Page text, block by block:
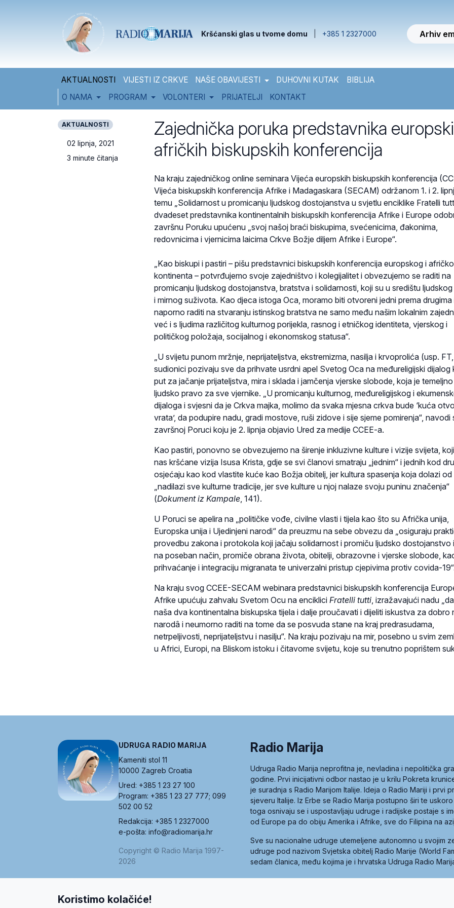
Kršćanski glas u tvome domu +385 1 2327000 Arhiv
AKTUALNOSTI VIJESTI IZ CRKVE NAŠE OBAVIJESTI DUHOVNI KUTAK
BIBLIJA
O NAMA
PROGRAM VOLONTERI PRIJATELJI KONTAKT
AKTUALNOSTI
02 lipnja, 2021
3 minute čitanja
Zajednička poruka predstavnika
afričkih biskupskih konferencija
Na kraju zajedničkog online seminara Vijeća europskih biskupskih konferencija
Vijeća biskupskih konferencija Afrike i Madagaskara (SECAM) održanom 1. i 2.
temu „Solidarnost u promicanju ljudskog dostojanstva u svjetlu enciklike Fratelli
dvadeset predstavnika kontinentalnih biskupskih konferencija Afrike i Europe
završnu Poruku upućenu „svoj našoj braći biskupima, svećenicima, đakonima,
redovnicima i vjernicima laicima Crkve Božje diljem Afrike i Europe“.
„Kao biskupi i pastiri – pišu predstavnici biskupskih konferencija europskog i
kontinenta – potvrđujemo svoje zajedništvo i kolegijalitet i obvezujemo se raditi na
promicanju ljudskog dostojanstva, bratstva i solidarnosti, koji su u središtu
i mirnog suživota. Kao djeca istoga Oca, moramo biti otvoreni jedni prema drugima
naporno raditi na stvaranju istinskog bratstva ne samo među našim lokalnim
već i s ljudima različitog kulturnog porijekla, rasnog i etničkog identiteta, vjerskog i
političkog položaja, socijalnog i ekonomskog statusa“.
„U svijetu punom mržnje, neprijateljstva, ekstremizma, nasilja i krvoprolića (usp.
sudionici pozivaju sve da prihvate usrdni apel Svetog Oca na međureligijski dijalog
put za jačanje prijateljstva, mira i sklada i jamčenja vjerske slobode, koja je temeljno
ljudsko pravo za sve vjernike. „U promicanju kulturnog, međureligijskog i
dijaloga i svjesni da je Crkva majka, molimo da svaka mjesna crkva bude ‘kuća
vrata’, da podupire nadu, gradi mostove, ruši zidove i sije sjeme pomirenja“, navodi
završnoj Poruci koju je 2. lipnja objavio Ured za medije CCEE-a.
Kao pastiri, ponovno se obvezujemo na širenje inkluzivne kulture i vizije svijeta,
nas kršćane vizija Isusa Krista, gdje se svi članovi smatraju „jednim“ i jednih kod
osjećaju kao kod vlastite kuće kao Božja obitelj, jer kultura spasenja koja dolazi
„nadilazi sve kulturne tradicije, jer sve kulture u njoj nalaze svoju puninu značenja“
(Dokument iz Kampale, 141).
U Poruci se apelira na „političke vođe, civilne vlasti i tijela kao što su Afrička unija,
Europska unija i Ujedinjeni narodi“ da preuzmu na sebe obvezu da „osiguraju
provedbu zakona i protokola koji jačaju solidarnost i promiču ljudsko dostojanstvo
na poseban način, promiče obrana života, obitelji, obrazovne i vjerske slobode,
prihvaćanje i integraciju migranata te univerzalni pristup cjepivima protiv covida-
Na kraju svog CCEE-SECAM webinara predstavnici biskupskih konferencija
Afrike upućuju zahvalu Svetom Ocu na enciklici Fratelli tutti, izražavajući nadu
naša dva kontinentalna biskupska tijela i dalje proučavati i dijeliti iskustva za dobro
narodâ i neumorno raditi na tome da se posvuda stane na kraj predrasudama,
netrpeljivosti, neprijateljstvu i nasilju“. Na kraju pozivaju na mir, posebno u svim
u Africi, Europi, na Bliskom istoku i čitavome svijetu, koje su trenutno poprištem
UDRUGA RADIO MARIJA
Kameniti stol 11
10000 Zagreb Croatia
Ured: +385 1 23 27 100
Program: +385 1 23 27 777; 099
502 00 52
Redakcija: +385 1 2327000
e-pošta: info@radiomarija.hr
Copyright © Radio Marija 1997-
2026
Radio Marija
Udruga Radio Marija neprofitna je, nevladina i nepolitička
godine. Prvi inicijativni odbor nastao je u krilu Pokreta
je suradnja s Radio Marijom Italije. Ideja o Radio Mariji i prvi
sjeveru Italije. Iz Erbe se Radio Marija postupno širi te
toga osnivaju se i uspostavljaju udruge i radijske postaje s
od Europe pa do obiju Amerika i Afrike, sve do Filipina na
Sve su nacionalne udruge utemeljene autonomno u svojim
udruge pod nazivom Svjetska obitelj Radio Marije (World
sedam članica, među kojima je i hrvatska Udruga Radio
Koristimo kolačiće!